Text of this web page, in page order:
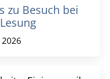
zu Besuch bei